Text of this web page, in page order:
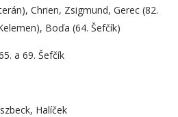
Chrien, Zsigmund, Gerec (82.
Boďa (64. Šefčík)
a 69. Šefčík
Halíček